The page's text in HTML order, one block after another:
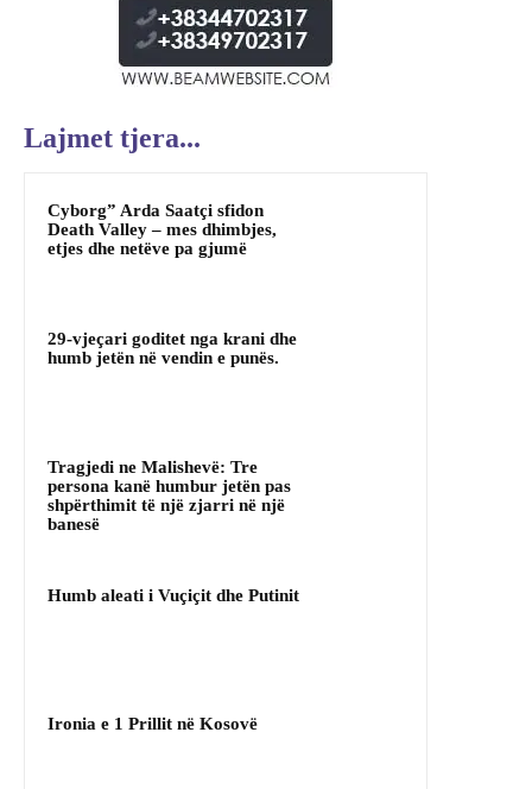
Lajmet tjera...
Cyborg” Arda Saatçi sfidon
Death Valley – mes dhimbjes,
etjes dhe netëve pa gjumë
29-vjeçari goditet nga krani dhe
humb jetën në vendin e punës.
Tragjedi ne Malishevë: Tre
persona kanë humbur jetën pas
shpërthimit të një zjarri në një
banesë
Humb aleati i Vuçiçit dhe Putinit
Ironia e 1 Prillit në Kosovë